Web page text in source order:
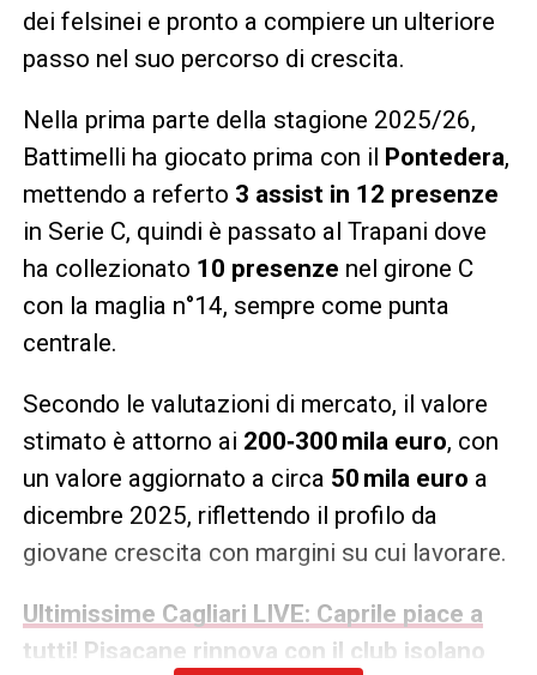
dei felsinei e pronto a compiere un ulteriore
passo nel suo percorso di crescita.
Nella prima parte della stagione 2025/26,
Battimelli ha giocato prima con il Pontedera,
mettendo a referto 3 assist in 12 presenze
in Serie C, quindi è passato al Trapani dove
ha collezionato 10 presenze nel girone C
con la maglia n°14, sempre come punta
centrale.
Secondo le valutazioni di mercato, il valore
stimato è attorno ai 200‑300 mila euro, con
un valore aggiornato a circa 50 mila euro a
dicembre 2025, riflettendo il profilo da
giovane crescita con margini su cui lavorare.
Ultimissime Cagliari LIVE: Caprile piace a
tutti! Pisacane rinnova con il club isolano